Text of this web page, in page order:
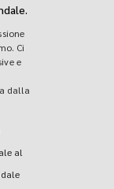
Ci
e
dalla
al